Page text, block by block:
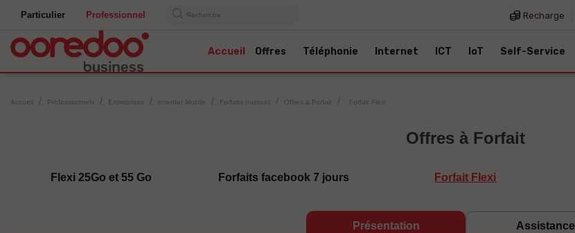
Particulier Professionnel Recherche Recharge
Accueil Offres Téléphonie Internet ICT IoT Self-Service
Accueil Professionnels Entreprises Internet Mobile Forfaits Internet Offres à Forfait Forfait Flexi
Offres à Forfait
Flexi 25Go et 55 Go Forfaits facebook 7 jours Forfait Flexi
Présentation Assistance